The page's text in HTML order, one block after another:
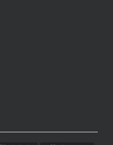
üreten İNTER GLOBAL
şube/acente ağını, personel ve